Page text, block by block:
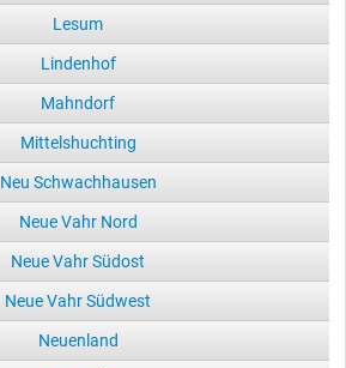
Lesum
Lindenhof
Mahndorf
Mittelshuchting
Neu Schwachhausen
Neue Vahr Nord
Neue Vahr Südost
Neue Vahr Südwest
Neuenland